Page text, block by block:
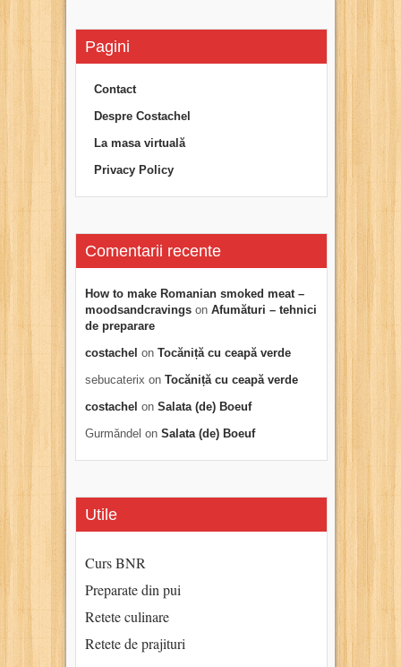
Pagini
Contact
Despre Costachel
La masa virtuală
Privacy Policy
Comentarii recente
How to make Romanian smoked meat –
moodsandcravings on Afumături – tehnici
de preparare
costachel on Tocăniță cu ceapă verde
sebucaterix on Tocăniță cu ceapă verde
costachel on Salata (de) Boeuf
Gurmăndel on Salata (de) Boeuf
Utile
Curs BNR
Preparate din pui
Retete culinare
Retete de prajituri